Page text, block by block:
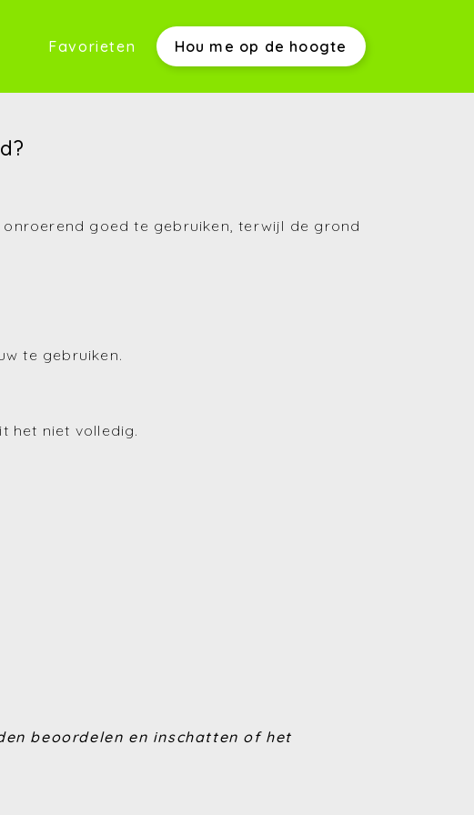
(Onze werkwijze)
(Aankopen)
Favorieten Hou me op de hoogte
goed te gebruiken, terwijl de grond
te gebruiken.
het niet volledig.
beoordelen en inschatten of het